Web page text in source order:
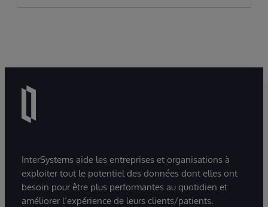
InterSystems aide les entreprises et organisations à
exploiter tout le potentiel des données dont elles ont
besoin pour être plus performantes au quotidien et
améliorer l’expérience de leurs clients/patients.